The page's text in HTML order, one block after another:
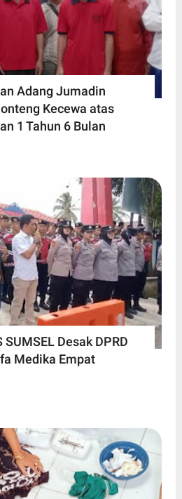
Adang Jumadin
Kecewa atas
1 Tahun 6 Bulan
SUMSEL Desak DPRD
Medika Empat